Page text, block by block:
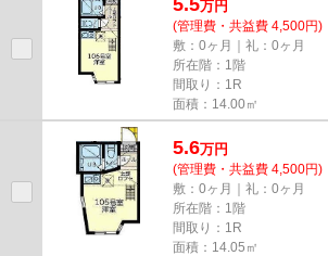
5.5万円
(管理費・共益費 4,500円)
敷：0ヶ月｜礼：0ヶ月
所在階：1階
間取り：1R
面積：14.00㎡
5.6万円
(管理費・共益費 4,500円)
敷：0ヶ月｜礼：0ヶ月
所在階：1階
間取り：1R
面積：14.05㎡